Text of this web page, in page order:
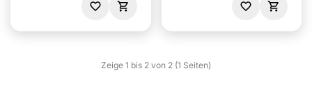
Zeige 1 bis 2 von 2 (1 Seiten)